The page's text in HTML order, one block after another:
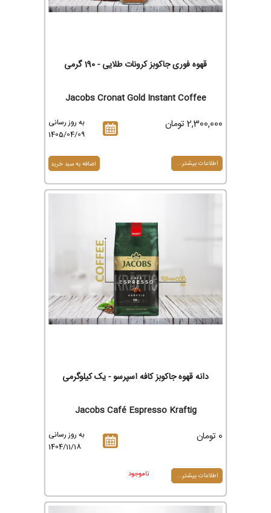
قهوه فوری جاکوبز کرونات طلایی - 190 گرمی
Jacobs Cronat Gold Instant Coffee
به روز رسانی
1405/04/09
2,300,000 تومان
اطلاعات بیشتر...
دانه قهوه جاکوبز کافه اسپرسو - یک کیلوگرمی
Jacobs Café Espresso Kraftig
به روز رسانی
1404/11/18
0 تومان
اطلاعات بیشتر... ناموجود